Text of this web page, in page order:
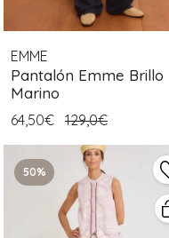
EMME
Pantalón Emme Brillo
Marino
64,50€ 129,0€
50%